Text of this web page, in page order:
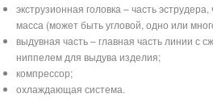
экструзионная головка – часть
масса (может быть угловой, одно или
выдувная часть – главная часть линии с
ниппелем для выдува изделия;
компрессор;
охлаждающая система.